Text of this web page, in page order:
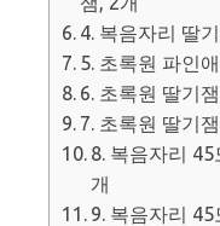
4. 복음자리 딸
5. 초록원 파인
6. 초록원 딸기
7. 초록원 딸기
8. 복음자리
개
9. 복음자리